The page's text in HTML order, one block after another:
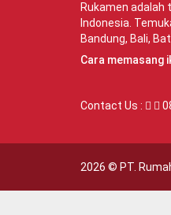
Rukamen
Indonesia.
Bandung, Bali,
Cara memasang
Contact Us :
2026 © PT.